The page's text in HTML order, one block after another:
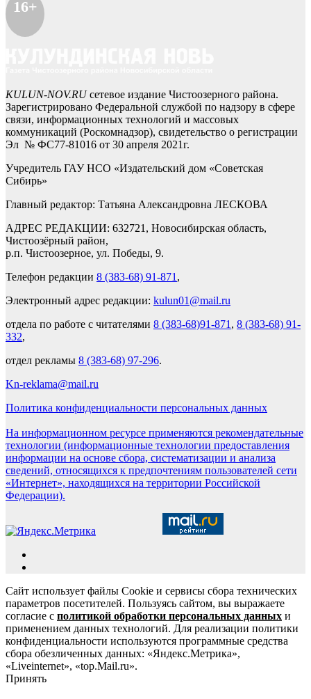
16+
KULUN-NOV.RUсетевое издание Чистоозерного района.
Зарегистрировано Федеральной службой по надзору в сфере
связи, информационных технологий и массовых
коммуникаций (Роскомнадзор), свидетельство о регистрации
Эл № ФС77-81016 от 30 апреля 2021г.
Учредитель ГАУ НСО «Издательский дом «Советская
Сибирь»
Главный редактор: Татьяна Александровна ЛЕСКОВА
АДРЕС РЕДАКЦИИ: 632721, Новосибирская область,
Чистоозёрный район,
р.п. Чистоозерное, ул. Победы, 9.
Телефон редакции 8 (383-68) 91-871 ,
Электронный адрес редакции: kulun01@mail.ru
отдела по работе с читателями 8 (383-68)91-871 , 8 (383-68) 91-
332,
отдел рекламы 8 (383-68) 97-296.
Kn-reklama@mail.ru
Политика конфиденциальности персональных данных
На информационном ресурсе применяются рекомендательные
технологии (информационные технологии предоставления
информации на основе сбора, систематизации и анализа
сведений, относящихся к предпочтениям пользователей сети
«Интернет», находящихся на территории Российской
Федерации).
Сайт использует файлы Cookie и сервисы сбора технических
параметров посетителей. Пользуясь сайтом, вы выражаете
согласие с политикой обработки персональных данных и
применением данных технологий. Для реализации политики
конфиденциальности используются программные средства
сбора обезличенных данных: «Яндекс.Метрика»,
«Liveinternet», «top.Mail.ru».
Принять